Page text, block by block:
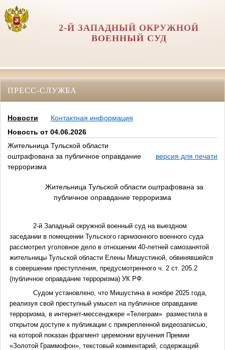
2-Й ЗАПАДНЫЙ ОКРУЖНОЙ
ВОЕННЫЙ СУД
ПРЕСС-СЛУЖБА
Новости
Контактная информация
Новость от 04.06.2026
Жительница Тульской области
оштрафована за публичное оправдание
терроризма
версия для печати
Жительница Тульской области оштрафована за
публичное оправдание терроризма
2-й Западный окружной военный суд на выездном
заседании в помещении Тульского гарнизонного военного суда
рассмотрел уголовное дело в отношении 40-летней самозанятой
жительницы Тульской области Елены Мишустиной, обвинявшейся
в совершении преступления, предусмотренного ч. 2 ст. 205.2
(публичное оправдание терроризма) УК РФ.
Судом установлено, что Мишустина в ноябре 2025 года,
реализуя свой преступный умысел на публичное оправдание
терроризма, в интернет-мессенджере «Телеграм» разместила в
открытом доступе к публикации с прикрепленной видеозаписью,
на которой показан фрагмент церемонии вручения Премии
«Золотой Граммофон», текстовый комментарий, содержащий